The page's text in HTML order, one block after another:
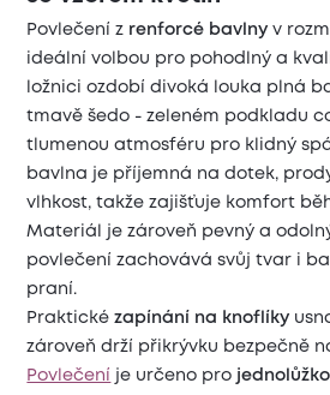
Povlečení z renforcé bavlny v
ideální volbou pro pohodlný a
ložnici ozdobí divoká louka plná
tmavě šedo - zeleném podkladu
tlumenou atmosféru pro klidný
bavlna je příjemná na dotek,
vlhkost, takže zajišťuje komfort
Materiál je zároveň pevný a
povlečení zachovává svůj tvar i
praní.
Praktickézapínání na knoflíky
zároveň drží přikrývku bezpečně
Povlečení je určeno pro jednolůžko